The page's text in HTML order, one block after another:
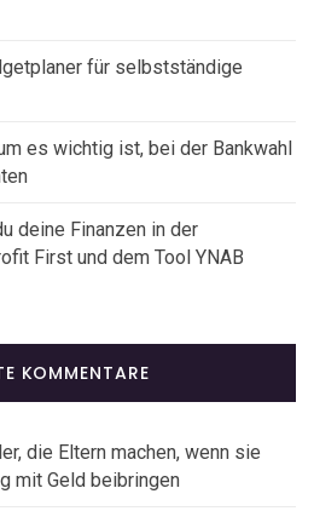
für selbstständige
es wichtig ist, bei der Bankwahl
deine Finanzen in der
First und dem Tool YNAB
KOMMENTARE
die Eltern machen, wenn sie
mit Geld beibringen